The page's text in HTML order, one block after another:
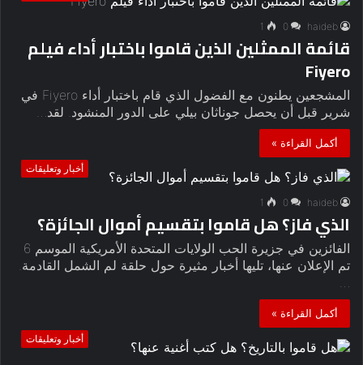
haideb
0
1
قائمة الممثلين الذين قاموا باختبار أداء فيلم
Fiyero
المشجعين يطنون مع الفضول الذي قام باختبار أداء Fiyero في
شرير قبل أن يحصل جوناثان بيلي على الدور المنشود. لقد…
أكمل القراءة »
أخبار وتعليقات
haideb
0
1
الذي فاز؟ هل قاموا بتقسيم أموال الجائزة؟
الفائزين في جزيرة الحب الولايات المتحدة الأمريكية الموسم 6
تم الإعلان عنها، تليها أخبار مثيرة حول حلقة لم الشمل القادمة.
أكمل القراءة »
أخبار وتعليقات